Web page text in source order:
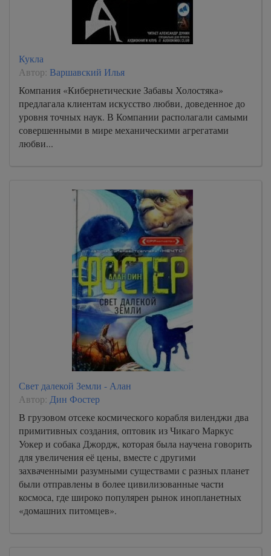
Кукла
Автор: Варшавский Илья
Компания «Кибернетические Забавы Холостяка»
предлагала клиентам искусство любви, доведенное до
уровня точных наук. В Компании располагали самыми
совершенными в мире механическими агрегатами
любви...
Свет далекой Земли - Алан
Автор: Дин Фостер
В грузовом отсеке космического корабля виленджи два
примитивных создания, оптовик из Чикаго Маркус
Уокер и собака Джордж, которая была научена говорить
для увеличения её цены, вместе с другими
захваченными разумными существами с разных планет
были отправлены в более цивилизованные части
космоса, где широко популярен рынок инопланетных
«домашних питомцев».